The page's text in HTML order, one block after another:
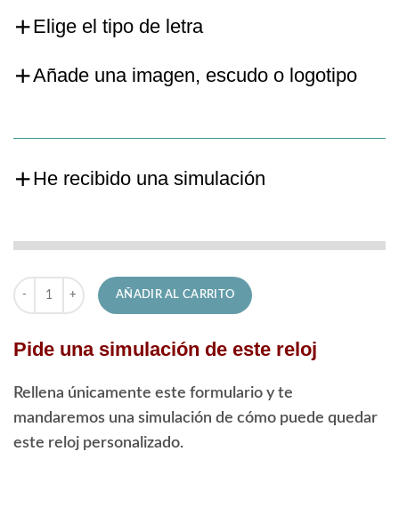
Elige el tipo de letra
Añade una imagen, escudo o logotipo
He recibido una simulación
Reloj Festina de Señora F16790/F Boyfriend cantidad
AÑADIR AL CARRITO
Pide una simulación de este reloj
Rellena únicamente este formulario y te
mandaremos una simulación de cómo puede quedar
este reloj personalizado.